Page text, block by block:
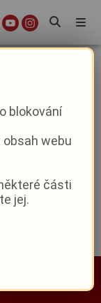
znovu
veřejnosti,
Reklama
blokování
webu
části
jej.